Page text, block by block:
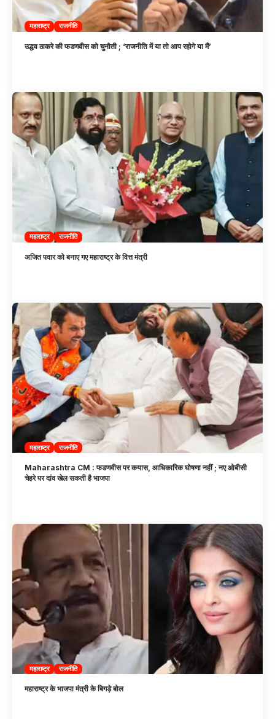
महाराष्ट्र राजनीति
उद्धव ठाकरे की फडणवीस को चुनौती ; ‘राजनीति में या तो आप रहोगे या मैं’
महाराष्ट्र राजनीति
अजित पवार को बनाए गए महाराष्ट्र के वित्त मंत्री
महाराष्ट्र राजनीति
Maharashtra CM : फडणवीस पर कयास, आधिकारिक घोषणा नहीं ; नए ओबीसी
चेहरे पर दांव खेल सकती है भाजपा
महाराष्ट्र राजनीति
महाराष्ट्र के भाजपा मंत्री के बिगड़े बोल